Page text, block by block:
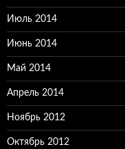
Июль 2014
Июнь 2014
Май 2014
Апрель 2014
Ноябрь 2012
Октябрь 2012